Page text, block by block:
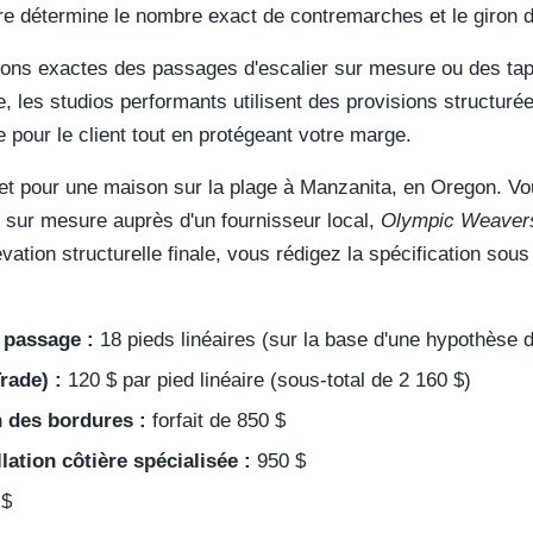
détermine le nombre exact de contremarches et le giron
exactes des passages d'escalier sur mesure ou des
les studios performants utilisent des provisions
pour le client tout en protégeant votre marge.
pour une maison sur la plage à Manzanita, en Oregon.
mesure auprès d'un fournisseur local, Olympic
structurelle finale, vous rédigez la spécification
: 18 pieds linéaires (sur la base d'une hypothèse
: 120 $ par pied linéaire (sous-total de 2 160 $)
bordures : forfait de 850 $
côtière spécialisée : 950 $